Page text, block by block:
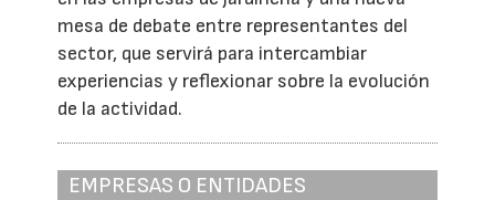
mesa de debate entre representantes del
sector, que servirá para intercambiar
experiencias y reflexionar sobre la evolución
de la actividad.
EMPRESAS O ENTIDADES